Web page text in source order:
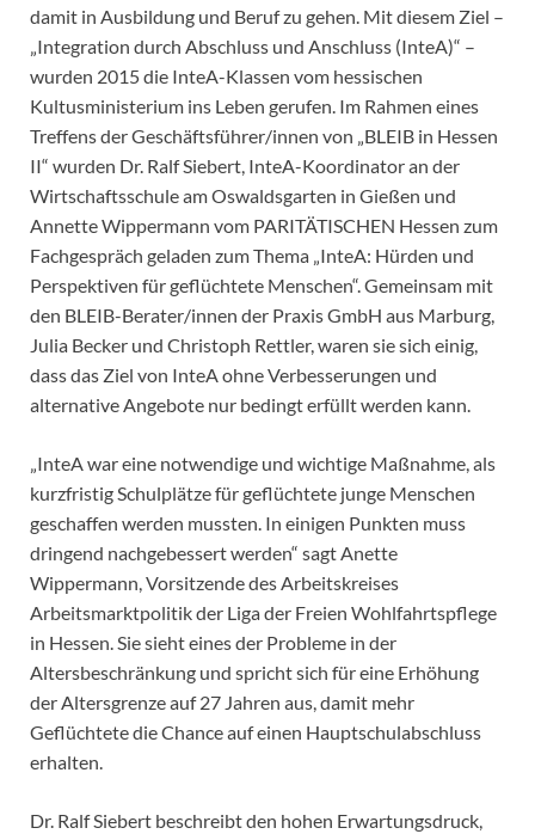
damit in Ausbildung und Beruf zu gehen. Mit diesem Ziel –
„Integration durch Abschluss und Anschluss (InteA)“ –
wurden 2015 die InteA-Klassen vom hessischen
Kultusministerium ins Leben gerufen. Im Rahmen eines
Treffens der Geschäftsführer/innen von „BLEIB in Hessen
II“ wurden Dr. Ralf Siebert, InteA-Koordinator an der
Wirtschaftsschule am Oswaldsgarten in Gießen und
Annette Wippermann vom PARITÄTISCHEN Hessen zum
Fachgespräch geladen zum Thema „InteA: Hürden und
Perspektiven für geflüchtete Menschen“. Gemeinsam mit
den BLEIB-Berater/innen der Praxis GmbH aus Marburg,
Julia Becker und Christoph Rettler, waren sie sich einig,
dass das Ziel von InteA ohne Verbesserungen und
alternative Angebote nur bedingt erfüllt werden kann.
„InteA war eine notwendige und wichtige Maßnahme, als
kurzfristig Schulplätze für geflüchtete junge Menschen
geschaffen werden mussten. In einigen Punkten muss
dringend nachgebessert werden“ sagt Anette
Wippermann, Vorsitzende des Arbeitskreises
Arbeitsmarktpolitik der Liga der Freien Wohlfahrtspflege
in Hessen. Sie sieht eines der Probleme in der
Altersbeschränkung und spricht sich für eine Erhöhung
der Altersgrenze auf 27 Jahren aus, damit mehr
Geflüchtete die Chance auf einen Hauptschulabschluss
erhalten.
Dr. Ralf Siebert beschreibt den hohen Erwartungsdruck,